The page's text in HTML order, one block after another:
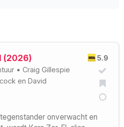
5.9
(2026)
• Craig Gillespie
en David
onverwacht en